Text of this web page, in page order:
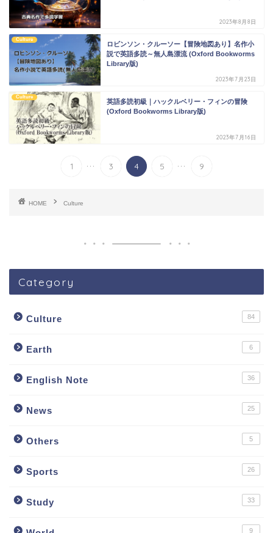
2023年8月8日
Culture
ロビンソン・クルーソー【冒険地図あり】名作小
説で英語多読～無人島漂流 (Oxford Bookworms
Library版)
2023年7月23日
Culture
英語多読初級｜ハックルベリー・フィンの冒険
(Oxford Bookworms Library版)
2023年7月16日
1 ... 3 4 5 ... 9
HOME Culture
Category
Culture 84
Earth 6
English Note 36
News 25
Others 5
Sports 26
Study 33
9